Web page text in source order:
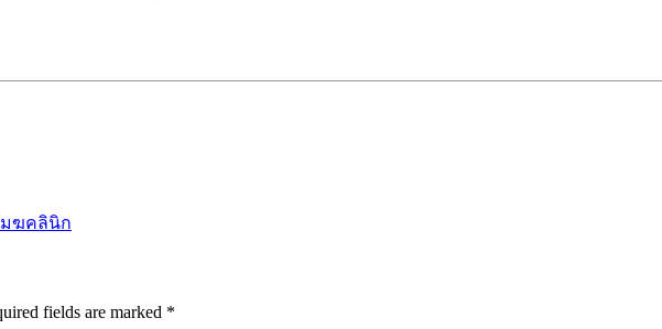
มฆคลินิก
fields are marked *